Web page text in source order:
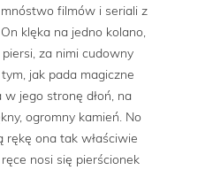
filmów i seriali z
klęka na jedno kolano,
za nimi cudowny
jak pada magiczne
w jego stronę dłoń, na
ogromny kamień. No
rękę ona tak właściwie
nosi się pierścionek